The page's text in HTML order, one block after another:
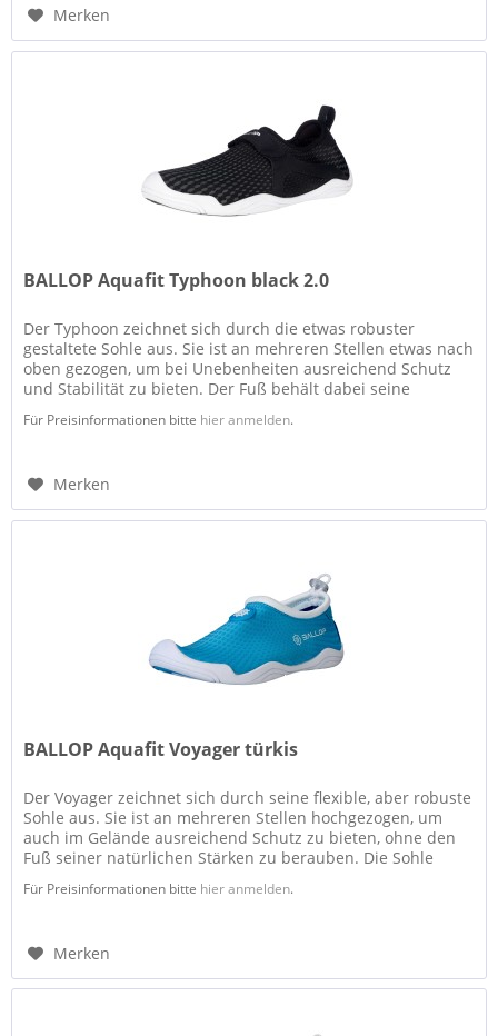
Merken
BALLOP Aquafit Typhoon black 2.0
Der Typhoon zeichnet sich durch die etwas robuster
gestaltete Sohle aus. Sie ist an mehreren Stellen etwas nach
oben gezogen, um bei Unebenheiten ausreichend Schutz
und Stabilität zu bieten. Der Fuß behält dabei seine
Für Preisinformationen bitte hier anmelden.
Merken
BALLOP Aquafit Voyager türkis
Der Voyager zeichnet sich durch seine flexible, aber robuste
Sohle aus. Sie ist an mehreren Stellen hochgezogen, um
auch im Gelände ausreichend Schutz zu bieten, ohne den
Fuß seiner natürlichen Stärken zu berauben. Die Sohle
Für Preisinformationen bitte hier anmelden.
Merken